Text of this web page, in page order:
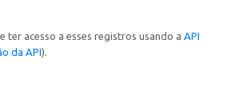
ter acesso a esses registros usando a API
da API).